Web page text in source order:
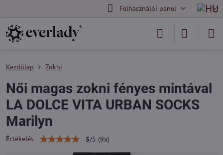
Felhasználói panel
Kezdőlap Zokni
Női magas zokni fényes mintával
LA DOLCE VITA URBAN SOCKS
Marilyn
Értékelés 5/5 (9x)